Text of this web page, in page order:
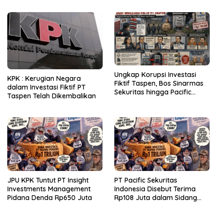
KPK : Kerugian Negara
dalam Investasi Fiktif PT
Taspen Telah Dikembalikan
Ungkap Korupsi Investasi
Fiktif Taspen, Bos Sinarmas
Sekuritas hingga Pacific
JPU KPK Tuntut PT Insight
Investments Management
Pidana Denda Rp650 Juta
PT Pacific Sekuritas
Indonesia Disebut Terima
Rp108 Juta dalam Sidang